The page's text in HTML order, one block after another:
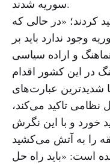
سوریه شدند.
کردند؛ «در حالی که
وجود ندارد باید بر
و اراده سیاسی
در این کشور اقدام
شدیدترین عبارت‌های
تاکید می‌کند،
و با این نگرش
است: «باید راه حل